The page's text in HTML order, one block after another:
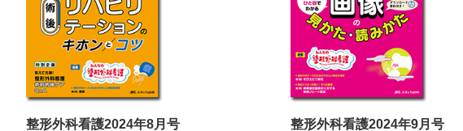
整形外科看護2024年8月号 整形外科看護2024年9月号